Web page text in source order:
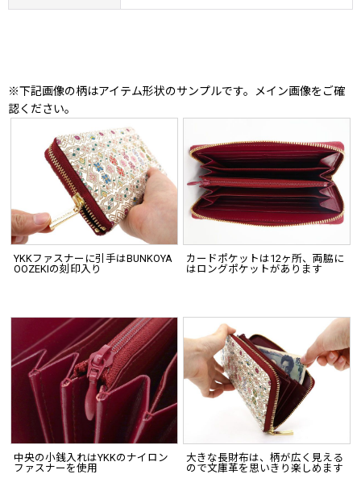
※下記画像の柄はアイテム形状のサンプルです。メイン画像をご確
認ください。
YKKファスナーに引手はBUNKOYA
OOZEKIの刻印入り
カードポケットは12ヶ所、両脇に
はロングポケットがあります
中央の小銭入れはYKKのナイロン
ファスナーを使用
大きな長財布は、柄が広く見える
ので文庫革を思いきり楽しめます